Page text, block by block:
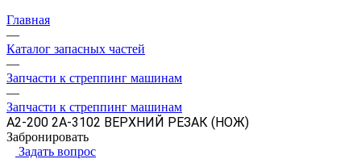
Главная
—
Каталог запасных частей
—
Запчасти к стреппинг машинам
—
Запчасти к стреппинг машинам
A2-200 2A-3102 ВЕРХНИЙ РЕЗАК (НОЖ)
Забронировать
Задать вопрос